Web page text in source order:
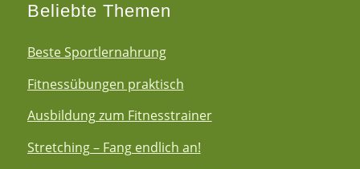
Beliebte Themen
Beste Sportlernahrung
Fitnessübungen praktisch
Ausbildung zum Fitnesstrainer
Stretching – Fang endlich an!